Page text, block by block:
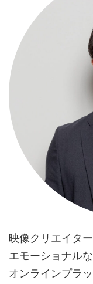
映像クリエイタ
エモーショナル
オンラインプラ